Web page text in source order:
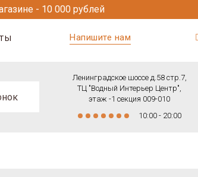
- 10 000 рублей
Напишите нам
Ленинградское шоссе д.58 стр.7,
ТЦ "Водный Интерьер Центр",
этаж -1 секция 009-010
10:00 - 20:00